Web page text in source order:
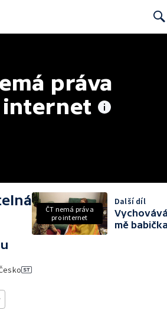
práva
internet
ČT nemá práva
pro internet
Další díl
mě